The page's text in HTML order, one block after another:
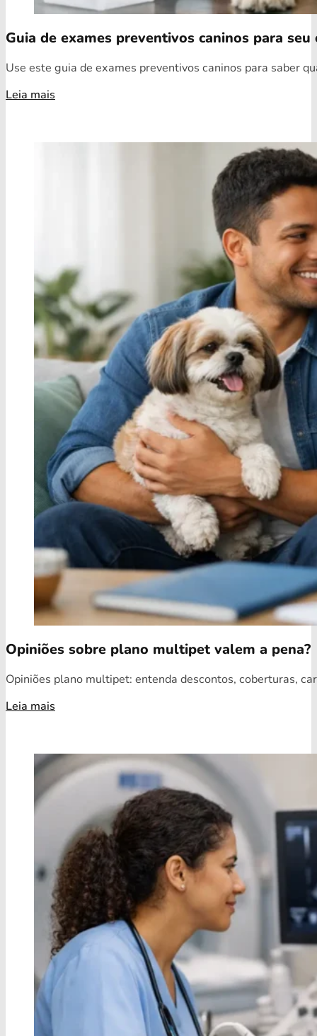
Guia de exames preventivos caninos para seu
Use este guia de exames preventivos caninos para saber
Leia mais
Opiniões sobre plano multipet valem a pena?
Opiniões plano multipet: entenda descontos, coberturas,
Leia mais